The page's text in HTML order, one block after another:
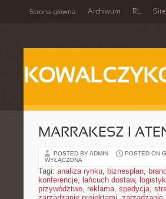
Strona główna Archiwum RL Site
MARRAKESZ I
POSTED BY ADMIN POSTED ON
WYŁĄCZONA
Tagi: analiza rynku, biznesplan,
konferencje, łańcuch dostaw,
przywództwo, reklama, spedycja,